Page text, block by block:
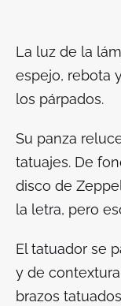
La luz de la
espejo, rebota
los párpados.
Su panza
tatuajes. De
disco de
la letra, pero
El tatuador se
y de
brazos